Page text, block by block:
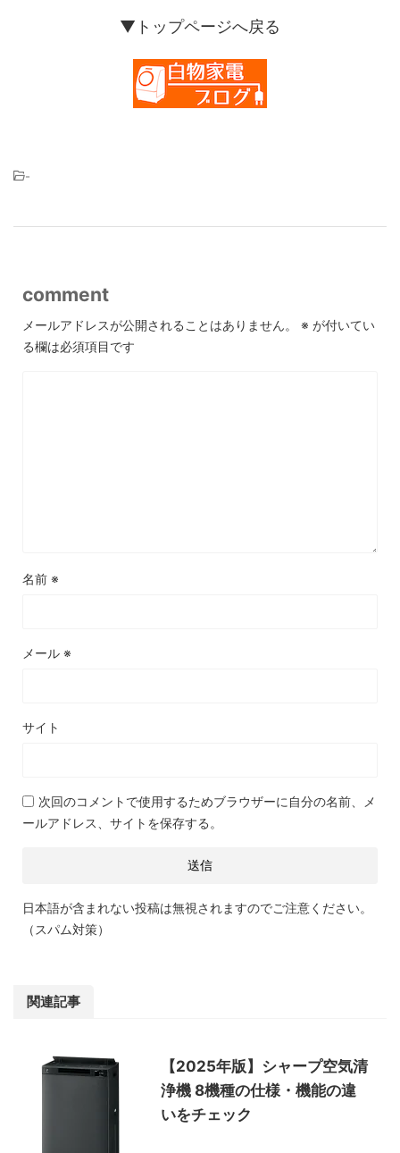
▼トップページへ戻る
-
comment
メールアドレスが公開されることはありません。 ※ が付いてい
る欄は必須項目です
名前 ※
メール ※
サイト
次回のコメントで使用するためブラウザーに自分の名前、メ
ールアドレス、サイトを保存する。
日本語が含まれない投稿は無視されますのでご注意ください。
（スパム対策）
関連記事
【2025年版】シャープ空気清
浄機 8機種の仕様・機能の違
いをチェック